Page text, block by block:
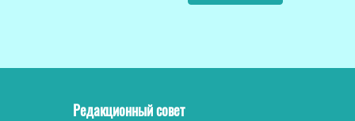
Редакционный совет